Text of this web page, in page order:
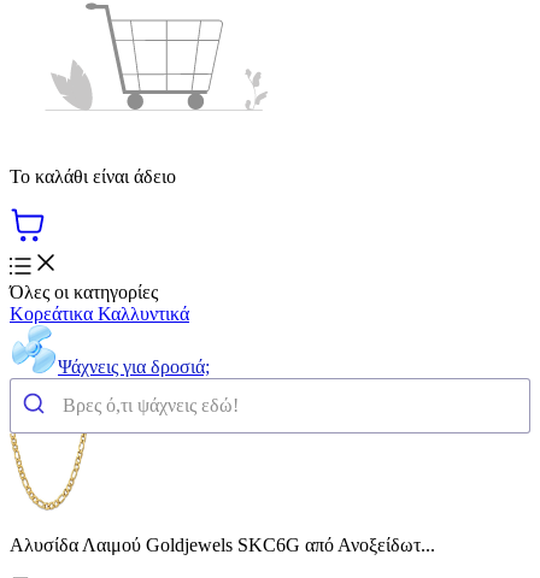
Το καλάθι είναι άδειο
Όλες οι κατηγορίες
Κορεάτικα Καλλυντικά
Ψάχνεις για δροσιά;
Αλυσίδα Λαιμού Goldjewels SKC6G από Ανοξείδωτ...